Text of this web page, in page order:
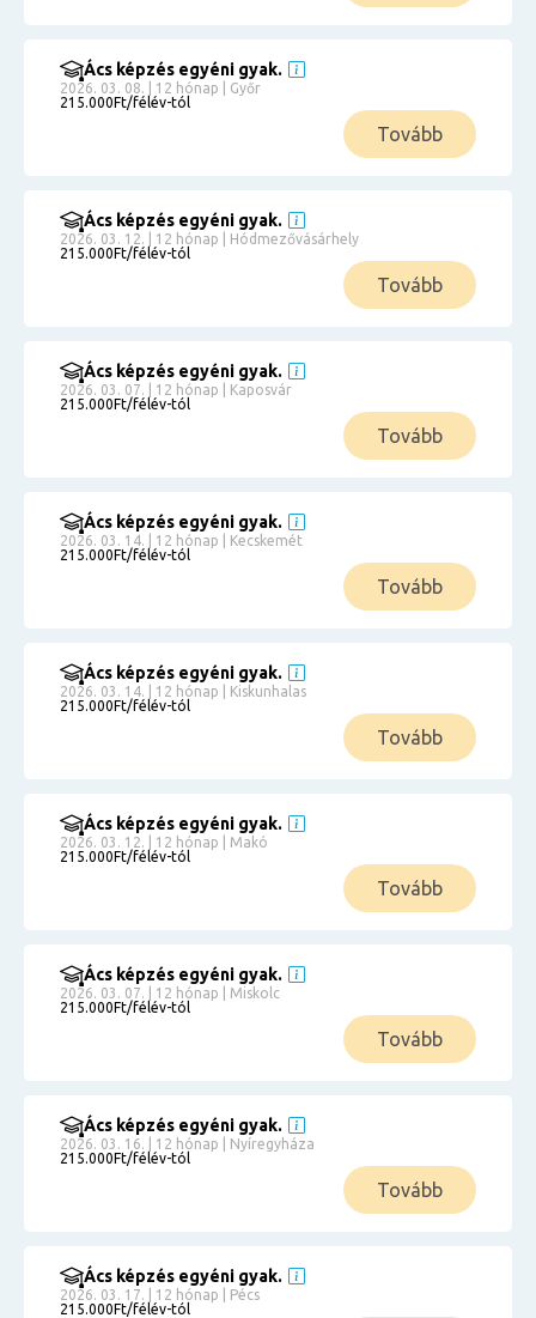
Ács képzés egyéni gyak.
2026. 03. 08. | 12 hónap | Győr
215.000Ft/félév-tól
Tovább
Ács képzés egyéni gyak.
2026. 03. 12. | 12 hónap | Hódmezővásárhely
215.000Ft/félév-tól
Tovább
Ács képzés egyéni gyak.
2026. 03. 07. | 12 hónap | Kaposvár
215.000Ft/félév-tól
Tovább
Ács képzés egyéni gyak.
2026. 03. 14. | 12 hónap | Kecskemét
215.000Ft/félév-tól
Tovább
Ács képzés egyéni gyak.
2026. 03. 14. | 12 hónap | Kiskunhalas
215.000Ft/félév-tól
Tovább
Ács képzés egyéni gyak.
2026. 03. 12. | 12 hónap | Makó
215.000Ft/félév-tól
Tovább
Ács képzés egyéni gyak.
2026. 03. 07. | 12 hónap | Miskolc
215.000Ft/félév-tól
Tovább
Ács képzés egyéni gyak.
2026. 03. 16. | 12 hónap | Nyíregyháza
215.000Ft/félév-tól
Tovább
Ács képzés egyéni gyak.
2026. 03. 17. | 12 hónap | Pécs
215.000Ft/félév-tól